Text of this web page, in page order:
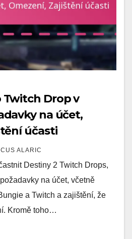
Drop v
na účet,
účasti
ALARIC
Destiny 2 Twitch Drops,
na účet, včetně
a Twitch a zajištění, že
Kromě toho…